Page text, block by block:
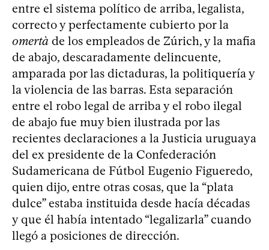
entre el sistema político de arriba, legalista,
correcto y perfectamente cubierto por la
omertà de los empleados de Zúrich, y la mafia
de abajo, descaradamente delincuente,
amparada por las dictaduras, la politiquería y
la violencia de las barras. Esta separación
entre el robo legal de arriba y el robo ilegal
de abajo fue muy bien ilustrada por las
recientes declaraciones a la Justicia uruguaya
del ex presidente de la Confederación
Sudamericana de Fútbol Eugenio Figueredo,
quien dijo, entre otras cosas, que la “plata
dulce” estaba instituida desde hacía décadas
y que él había intentado “legalizarla” cuando
llegó a posiciones de dirección.